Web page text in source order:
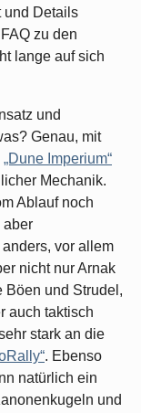
und Details
zu den
lange auf sich
und
Genau, mit
„Dune Imperium“
Mechanik.
Ablauf noch
aber
vor allem
nicht nur Arnak
Böen und Strudel,
auch taktisch
stark an die
. Ebenso
natürlich ein
und